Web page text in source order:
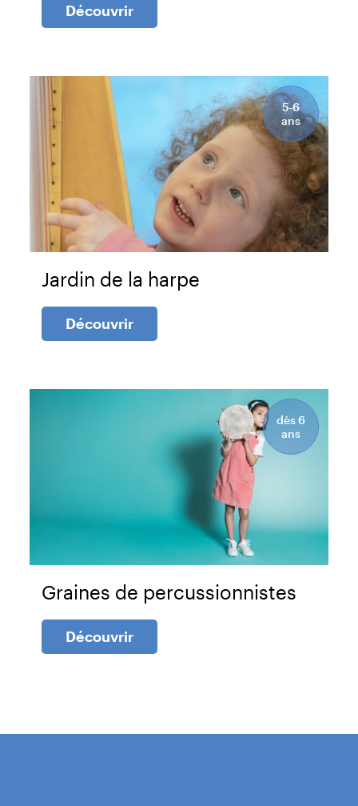
Découvrir
5-6
ans
Jardin de la harpe
Découvrir
dès 6
ans
Graines de percussionnistes
Découvrir